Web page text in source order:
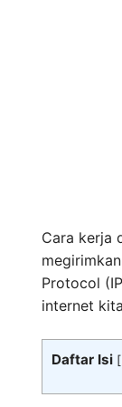
Cara kerja
Protocol
internet
Daftar Isi [